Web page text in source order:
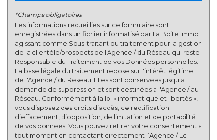
Familles avec 3 enfants
*Champs obligatoires
Les informations recueillies sur ce formulaire sont
enregistrées dans un fichier informatisé par La Boite Immo
agissant comme Sous-traitant du traitement pour la gestion
de la clientèle/prospects de l'Agence / du Réseau qui reste
Responsable du Traitement de vos Données personnelles.
La base légale du traitement repose sur l'intérêt légitime
de l'Agence / du Réseau. Elles sont conservées jusqu'à
demande de suppression et sont destinées à l'Agence / au
Réseau. Conformément à la loi « informatique et libertés »,
vous disposez des droits d’accès, de rectification,
d’effacement, d’opposition, de limitation et de portabilité
de vos données. Vous pouvez retirer votre consentement à
tout moment en contactant directement l’Agence / Le